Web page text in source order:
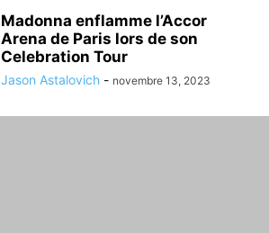
Madonna enflamme l’Accor
Arena de Paris lors de son
Celebration Tour
Jason Astalovich - novembre 13, 2023